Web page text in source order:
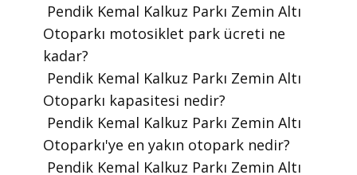
​ Pendik Kemal Kalkuz Parkı Zemin Altı
Otoparkı motosiklet park ücreti ne
kadar?
​ Pendik Kemal Kalkuz Parkı Zemin Altı
Otoparkı kapasitesi nedir?
​ Pendik Kemal Kalkuz Parkı Zemin Altı
Otoparkı'ye en yakın otopark nedir?
​ Pendik Kemal Kalkuz Parkı Zemin Altı